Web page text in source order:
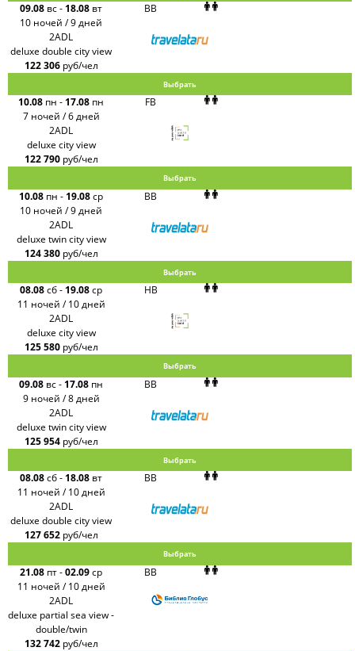
09.08 вс- 18.08 вт
10 ночей / 9 дней
BB
2ADL
deluxe double city view
122 306 руб/чел
Выбрать
10.08 пн - 17.08 пн
7 ночей / 6 дней
FB
2ADL
deluxe city view
122 790 руб/чел
Выбрать
10.08 пн - 19.08ср
10 ночей / 9 дней
BB
2ADL
deluxe twin city view
124 380 руб/чел
Выбрать
08.08сб- 19.08ср
11 ночей / 10 дней
HB
2ADL
deluxe city view
125 580 руб/чел
Выбрать
09.08 вс- 17.08 пн
9 ночей / 8 дней
BB
2ADL
deluxe twin city view
125 954 руб/чел
Выбрать
08.08сб- 18.08 вт
11 ночей / 10 дней
BB
2ADL
deluxe double city view
127 652 руб/чел
Выбрать
21.08 пт-02.09ср
11 ночей / 10 дней
BB
2ADL
deluxe partial sea view -
double/twin
132 742 руб/чел